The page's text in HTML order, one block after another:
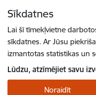
Sīkdatnes
Lai šī tīmekļvietne
sīkdatnes. Ar Jūsu
izmantotas statistikas un
Lūdzu, atzīmējiet savu
Noraidīt